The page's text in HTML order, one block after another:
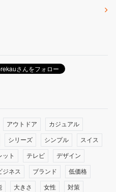
アウトドア カジュアル
シリーズ シンプル スイス
ット テレビ デザイン
ジネス ブランド 低価格
大きさ 女性 対策